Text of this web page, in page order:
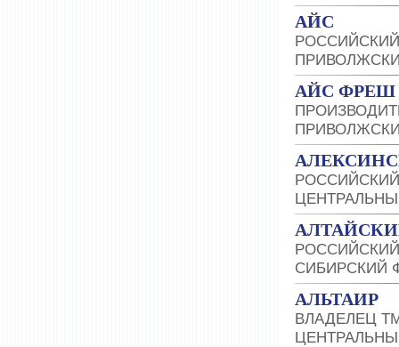
АЙС
АЙС ФРЕШ
СИБИРСКИЙ
АЛЬТАИР
ВЛАДЕЛЕЦ